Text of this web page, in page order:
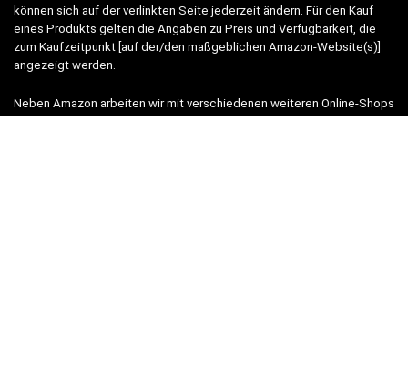
können sich auf der verlinkten Seite jederzeit ändern. Für den Kauf
eines Produkts gelten die Angaben zu Preis und Verfügbarkeit, die
zum Kaufzeitpunkt [auf der/den maßgeblichen Amazon-Website(s)]
angezeigt werden.
Neben Amazon arbeiten wir mit verschiedenen weiteren Online-Shops